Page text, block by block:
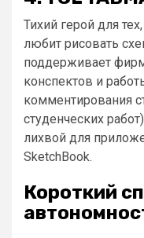
Тихий герой для
любит рисовать
поддерживает
конспектов и
комментирования
студенческих
лихвой для
SketchBook.
Короткий